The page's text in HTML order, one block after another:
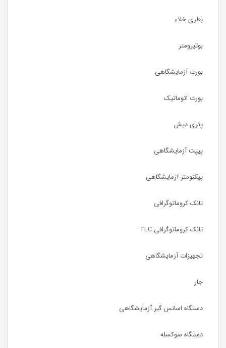
بطری خلاء
بوتیرومتر
بورت آزمایشگاهی
بورت اتوماتیک
پتری دیش
پیپت آزمایشگاهی
پیکنومتر آزمایشگاهی
تانک کروماتوگرافی
تانک کروماتوگرافی TLC
تجهیزات آزمایشگاهی
جار
دستگاه اسانس گیر آزمایشگاهی
دستگاه سوکسله